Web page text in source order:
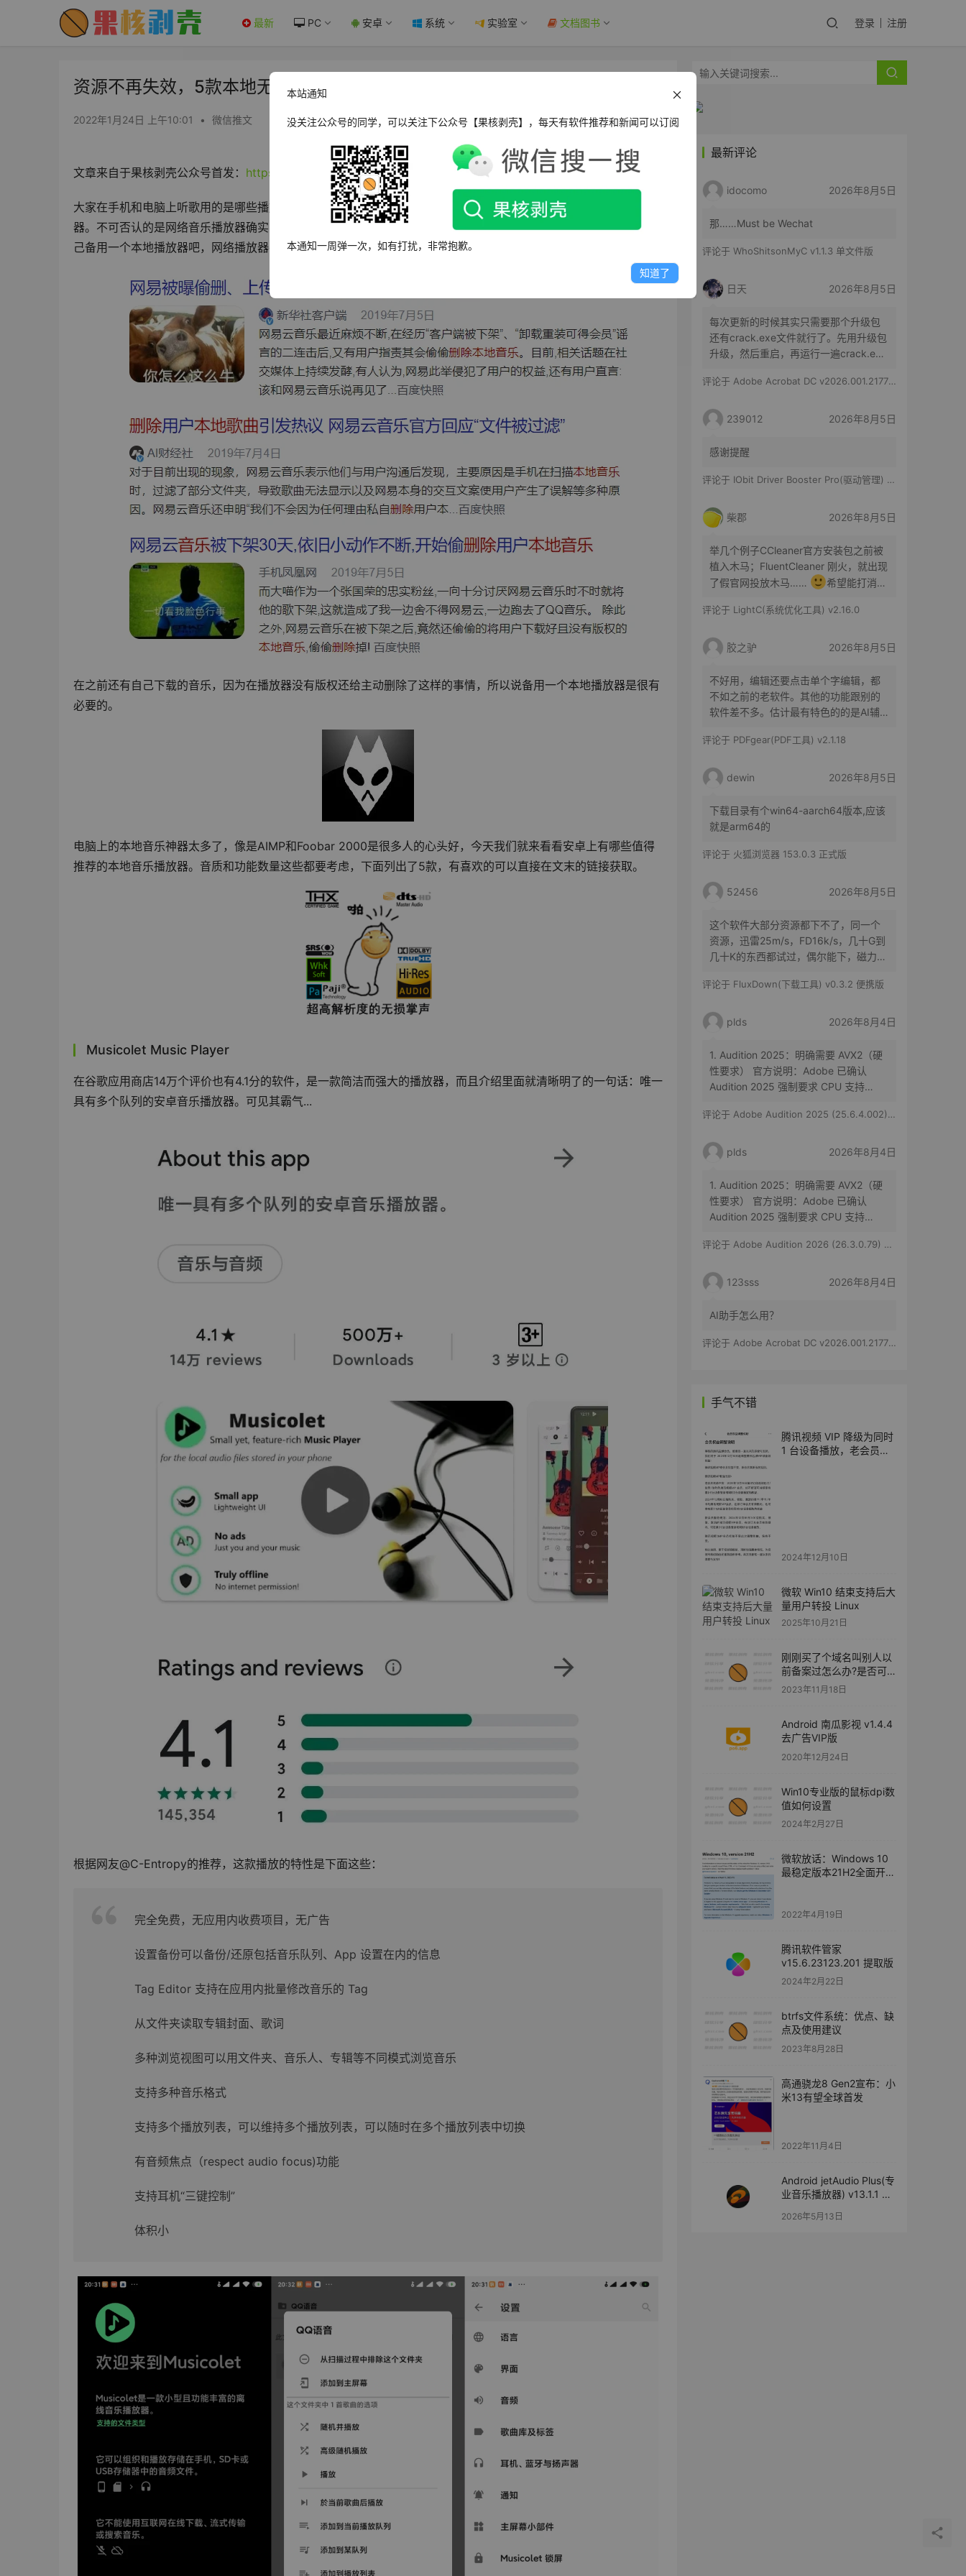
最新 PC 安卓 系统 实验室 文档图书 登录 注册
资源不再失效，5款本地无损音乐播放器推荐！ - 果核剥壳
2022年1月24日 上午10:01 • 微信推文
文章来自于果核剥壳公众号首发： https://mp.weixin.qq.com/s/UlvkBAxIqubGC5V5xSJbig
大家在手机和电脑上听歌用的是哪些播放器？QQ酷狗？还是到点就emo（伤感)网易云？或者是其他的网络音乐播放
器。不可否认的是网络音乐播放器确实不错，偶尔听上几首放松一下也很惬意，但真正喜欢音乐的朋友们，还是会自
己备用一个本地播放器吧，网络播放器在搜到的歌是是灰色的时候，就很膈应。
在之前还有自己下载的音乐，因为在播放器没有版权还给主动删除了这样的事情，所以说备用一个本地播放器是很有
必要的。
电脑上的本地音乐神器太多了，像是AIMP和Foobar 2000是很多人的心头好，今天我们就来看看安卓上有哪些值得
推荐的本地音乐播放器。音质和功能数量这些都要考虑，下面列出了5款，有喜欢的可以直接在文末的链接获取。
Musicolet Music Player
在谷歌应用商店14万个评价也有4.1分的软件，是一款简洁而强大的播放器，而且介绍里面就清晰明了的一句话：唯一
具有多个队列的安卓音乐播放器。可见其霸气...
根据网友@C-Entropy的推荐，这款播放的特性是下面这些：
完全免费，无应用内收费项目，无广告
设置备份可以备份/还原包括音乐队列、App 设置在内的信息
Tag Editor 支持在应用内批量修改音乐的 Tag
从文件夹读取专辑封面、歌词
多种浏览视图可以用文件夹、音乐人、专辑等不同模式浏览音乐
支持多种音乐格式
支持多个播放列表，可以维持多个播放列表，可以随时在多个播放列表中切换
有音频焦点（respect audio focus)功能
支持耳机“三键控制”
体积小
最新评论
idocomo 2026年8月5日
那……Must be Wechat
评论于 WhoShitsonMyC v1.1.3 单文件版
日天 2026年8月5日
每次更新的时候其实只需要那个升级包
还有crack.exe文件就行了。先用升级包
升级，然后重启，再运行一遍crack.exe
评论于 Adobe Acrobat DC v2026.001.21779 特别版
239012 2026年8月5日
感谢提醒
评论于 IObit Driver Booster Pro(驱动管理) v13.6.0.438 便携修改版
柴郡 2026年8月5日
举几个例子CCleaner官方安装包之前被
植入木马；FluentCleaner 刚火，就出现
了假官网投放木马……
希望能打消你
评论于 LightC(系统优化工具) v2.16.0
胶之驴 2026年8月5日
不好用，编辑还要点击单个字编辑，都
不如之前的老软件。其他的功能跟别的
软件差不多。估计最有特色的的是AI辅
评论于 PDFgear(PDF工具) v2.1.18
dewin 2026年8月5日
下载目录有个win64-aarch64版本,应该
就是arm64的
评论于 火狐浏览器 153.0.3 正式版
52456 2026年8月5日
这个软件大部分资源都下不了，同一个
资源，迅雷25m/s，FD16k/s，几十G到
几十K的东西都试过，偶尔能下，磁力、
势，也试过四五款同类软件，没什么作
件，一言难尽
评论于 FluxDown(下载工具) v0.3.2 便携版
plds 2026年8月4日
1. Audition 2025：明确需要 AVX2（硬
性要求） 官方说明：Adobe 已确认
Audition 2025 强制要求 CPU 支持
不支持 AVX2（如 Intel 2013 年前的老
装或启动。 常见支持…
评论于 Adobe Audition 2025 (25.6.4.002) 特别版
plds 2026年8月4日
1. Audition 2025：明确需要 AVX2（硬
性要求） 官方说明：Adobe 已确认
Audition 2025 强制要求 CPU 支持
不支持 AVX2（如 Intel 2013 年前的老
装或启动。 常见支持…
评论于 Adobe Audition 2026 (26.3.0.79) 特别版
123sss 2026年8月4日
AI助手怎么用？
评论于 Adobe Acrobat DC v2026.001.21779 特别版
手气不错
腾讯视频 VIP 降级为同时
1 台设备播放，老会员及
2024年12月10日
微软 Win10 结束支持后大
量用户转投 Linux
2025年10月21日
刚刚买了个域名叫别人以
前备案过怎么办?是否可
以用呢？
2023年11月18日
Android 南瓜影视 v1.4.4
去广告VIP版
2020年12月24日
Win10专业版的鼠标dpi数
值如何设置
2024年2月27日
微软放话：Windows 10
最稳定版本21H2全面开放
2022年4月19日
腾讯软件管家
v15.6.23123.201 提取版
2024年2月22日
btrfs文件系统：优点、缺
点及使用建议
2023年8月28日
高通骁龙8 Gen2宣布：小
米13有望全球首发
2022年11月4日
Android jetAudio Plus(专
业音乐播放器) v13.1.1 修
2026年5月13日
本站通知
没关注公众号的同学，可以关注下公众号【果核剥壳】，每天有软件推荐和新闻可以订阅
本通知一周弹一次，如有打扰，非常抱歉。
知道了